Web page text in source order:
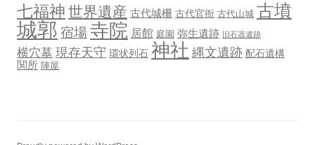
七福神 世界遺産 古代城柵 古代官衙 古代山城 古墳
城郭 宿場寺院 居館 庭園 弥生遺跡 旧石器遺跡
横穴墓 現存天守 環状列石 神社 縄文遺跡 配石遺構
関所 陣屋